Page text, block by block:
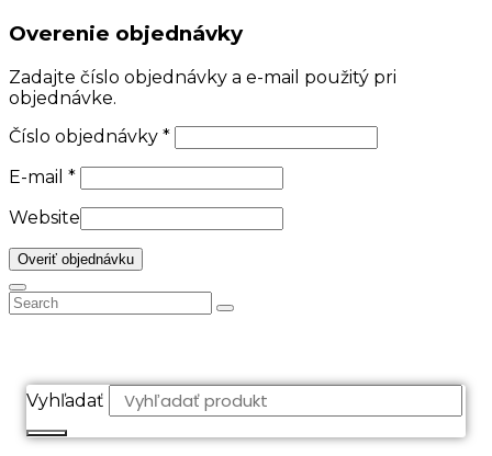
Overenie objednávky
Zadajte číslo objednávky a e-mail použitý pri
objednávke.
Číslo objednávky *
E-mail *
Website
Overiť objednávku
Vyhľadať